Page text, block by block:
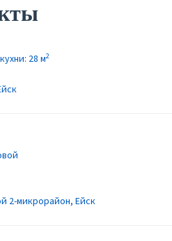
28 м2
2-микрорайон, Ейск